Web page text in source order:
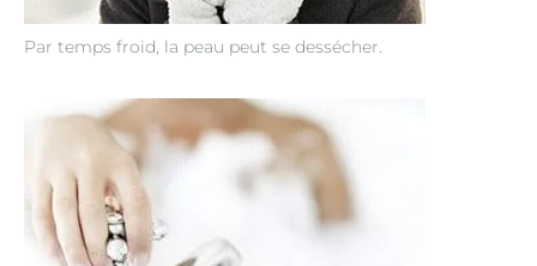
Par temps froid, la peau peut se dessécher.